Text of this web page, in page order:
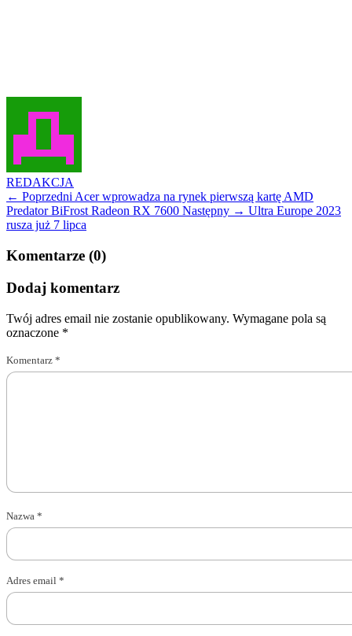
REDAKCJA
← PoprzedniAcer wprowadza na rynek pierwszą kartę AMD
Predator BiFrost Radeon RX 7600 Następny → Ultra Europe 2023
rusza już 7 lipca
Komentarze (0)
Dodaj komentarz
Twój adres email nie zostanie opublikowany. Wymagane pola są
oznaczone *
Komentarz *
Nazwa *
Adres email *